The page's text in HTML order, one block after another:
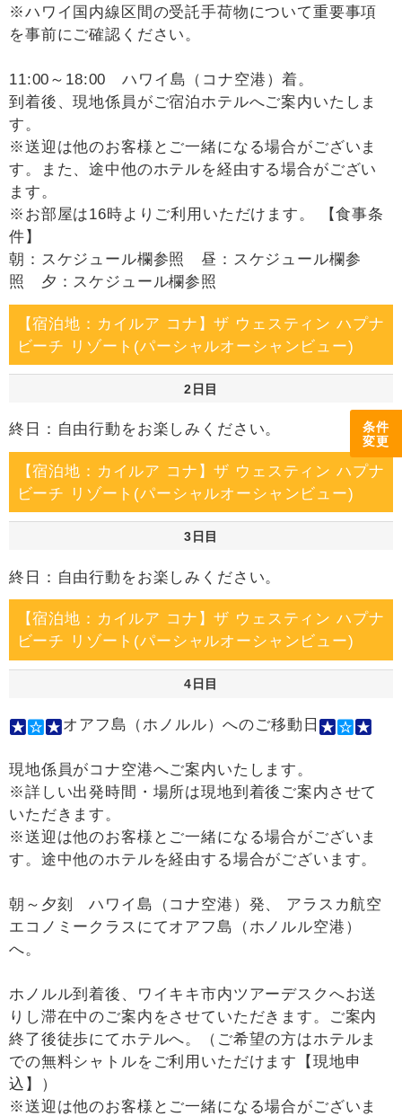
条件
変更
※ハワイ国内線区間の受託手荷物について重要事項
を事前にご確認ください。
11:00～18:00 ハワイ島（コナ空港）着。
到着後、現地係員がご宿泊ホテルへご案内いたしま
す。
※送迎は他のお客様とご一緒になる場合がございま
す。また、途中他のホテルを経由する場合がござい
ます。
※お部屋は16時よりご利用いただけます。 【食事条
件】
朝：スケジュール欄参照 昼：スケジュール欄参
照 夕：スケジュール欄参照
【宿泊地：カイルア コナ】ザ ウェスティン ハプナ
ビーチ リゾート(パーシャルオーシャンビュー)
2日目
終日：自由行動をお楽しみください。
【宿泊地：カイルア コナ】ザ ウェスティン ハプナ
ビーチ リゾート(パーシャルオーシャンビュー)
3日目
終日：自由行動をお楽しみください。
【宿泊地：カイルア コナ】ザ ウェスティン ハプナ
ビーチ リゾート(パーシャルオーシャンビュー)
4日目
オアフ島（ホノルル）へのご移動日
現地係員がコナ空港へご案内いたします。
※詳しい出発時間・場所は現地到着後ご案内させて
いただきます。
※送迎は他のお客様とご一緒になる場合がございま
す。途中他のホテルを経由する場合がございます。
朝～夕刻 ハワイ島（コナ空港）発、 アラスカ航空
エコノミークラスにてオアフ島（ホノルル空港）
へ。
ホノルル到着後、ワイキキ市内ツアーデスクへお送
りし滞在中のご案内をさせていただきます。ご案内
終了後徒歩にてホテルへ。（ご希望の方はホテルま
での無料シャトルをご利用いただけます【現地申
込】）
※送迎は他のお客様とご一緒になる場合がございま